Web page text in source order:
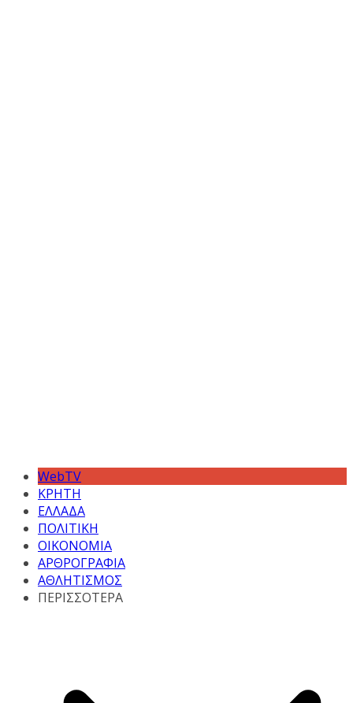
WebTV
ΚΡΗΤΗ
ΕΛΛΑΔΑ
ΠΟΛΙΤΙΚΗ
ΟΙΚΟΝΟΜΙΑ
ΑΡΘΡΟΓΡΑΦΙΑ
ΑΘΛΗΤΙΣΜΟΣ
ΠΕΡΙΣΣΟΤΕΡΑ